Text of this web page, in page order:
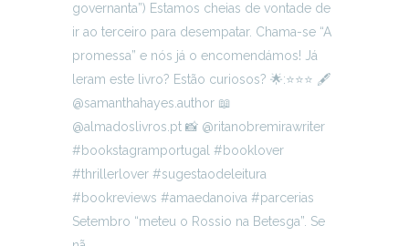
Setembro “meteu o Rossio na Betesga”. Se